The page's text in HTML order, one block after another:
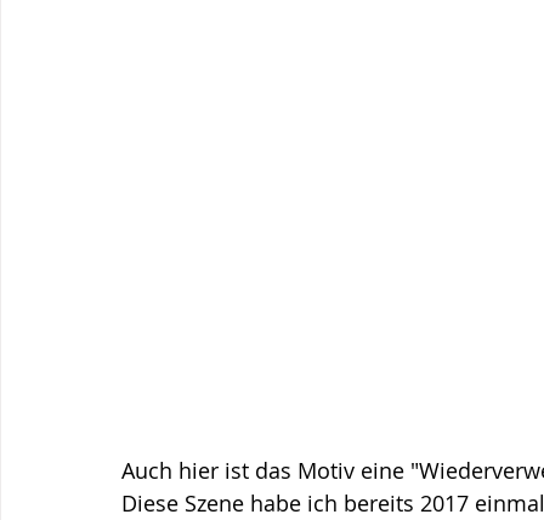
Auch hier ist das Motiv eine
Diese Szene habe ich bereits 2017